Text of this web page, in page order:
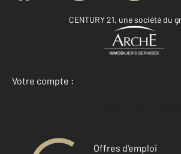
CENTURY 21, une société du
Votre compte :
Accéder à mon compte
Offres d'emploi